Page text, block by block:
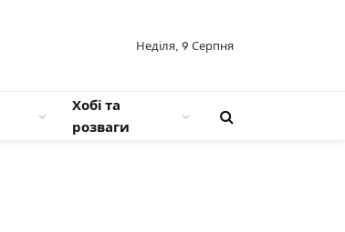
Неділя, 9 Серпня
Хобі та
розваги